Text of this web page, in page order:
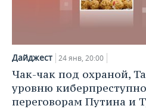
Дайджест 24 янв, 20:00
Чак-чак под охраной,
уровню
переговорам Путина и